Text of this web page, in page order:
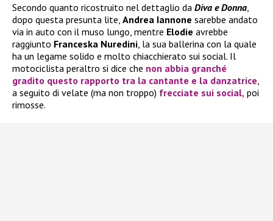
Secondo quanto ricostruito nel dettaglio da Diva e Donna
dopo questa presunta lite, Andrea Iannone sarebbe andato
via in auto con il muso lungo, mentre Elodie avrebbe
raggiunto Franceska Nuredini , la sua ballerina con la quale
ha un legame solido e molto chiacchierato sui social. Il
motociclista peraltro si dice che non abbia granché
gradito questo rapporto tra la cantante e la danzatrice
a seguito di velate (ma non troppo) frecciate sui social, poi
rimosse.